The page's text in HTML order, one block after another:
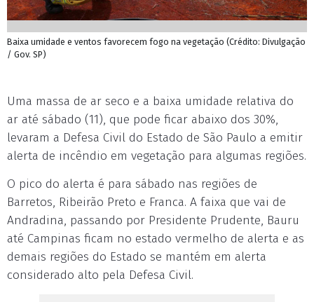
Baixa umidade e ventos favorecem fogo na vegetação (Crédito: Divulgação
/ Gov. SP)
Uma massa de ar seco e a baixa umidade relativa do
ar até sábado (11), que pode ficar abaixo dos 30%,
levaram a Defesa Civil do Estado de São Paulo a emitir
alerta de incêndio em vegetação para algumas regiões.
O pico do alerta é para sábado nas regiões de
Barretos, Ribeirão Preto e Franca. A faixa que vai de
Andradina, passando por Presidente Prudente, Bauru
até Campinas ficam no estado vermelho de alerta e as
demais regiões do Estado se mantém em alerta
considerado alto pela Defesa Civil.